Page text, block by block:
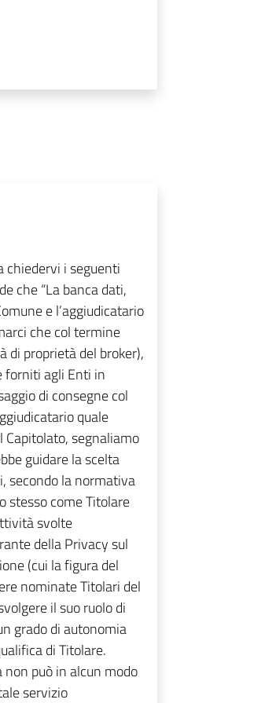
chiedervi i seguenti
che “La banca dati,
e l’aggiudicatario
che col termine
di proprietà del broker),
forniti agli Enti in
di consegne col
quale
Capitolato, segnaliamo
guidare la scelta
secondo la normativa
stesso come Titolare
svolte
della Privacy sul
(cui la figura del
nominate Titolari del
il suo ruolo di
grado di autonomia
di Titolare.
può in alcun modo
servizio